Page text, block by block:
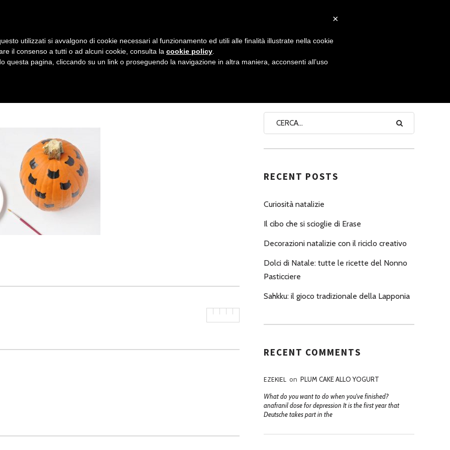
A
V
G
Z
I
O
N
E
P
N
A
NONNO PASTICCIERE
RECENT POSTS
Curiosità natalizie
Il cibo che si scioglie di Erase
Decorazioni natalizie con il riciclo creativo
Dolci di Natale: tutte le ricette del Nonno
Pasticciere
Sahkku: il gioco tradizionale della Lapponia
RECENT COMMENTS
EZEKIEL on PLUM CAKE ALLO YOGURT
What do you want to do when you've finished?
anafranil dose for depression It is the first year that
Deutsche takes part in the
×
utilizzati si avvalgono di cookie necessari al funzionamento ed utili alle finalità illustrate nella cookie
il consenso a tutti o ad alcuni cookie, consulta la cookie policy
questa pagina, cliccando su un link o proseguendo la navigazione in altra maniera, acconsenti all’uso